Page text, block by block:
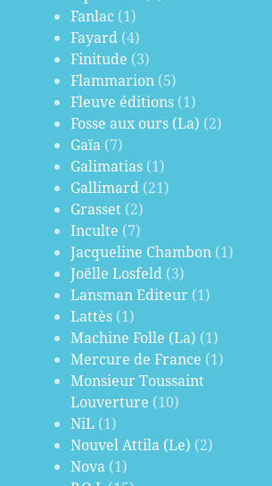
Fanlac (1)
Fayard (4)
Finitude (3)
Flammarion (5)
Fleuve éditions (1)
Fosse aux ours (La) (2)
Gaïa (7)
Galimatias (1)
Gallimard (21)
Grasset (2)
Inculte (7)
Jacqueline Chambon (1)
Joëlle Losfeld (3)
Lansman Editeur (1)
Lattès (1)
Machine Folle (La) (1)
Mercure de France (1)
Monsieur Toussaint
Louverture (10)
NiL (1)
Nouvel Attila (Le) (2)
Nova (1)